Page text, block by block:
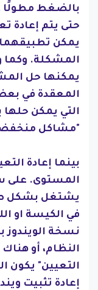
حتى يتم إعادة
يمكن
المشكلة. وكما
يمكنها حل
المعقدة في
التي يمكن
"مشاكل
بينما إعادة
المستوى. على
يشتغل بشكل
في الكيسة او
نسخة
النظام، أو
التعيين" يكون
إعادة تثبيت